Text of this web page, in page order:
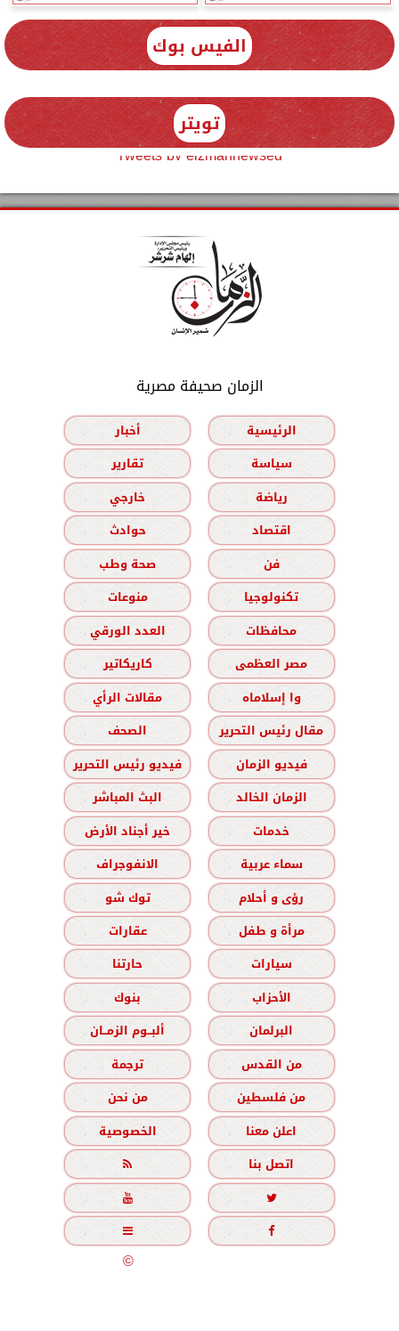
الفيس بوك
تويتر
Tweets by elzmannewseg
الزمان صحيفة مصرية
الرئيسية
أخبار
سياسة
تقارير
رياضة
خارجي
اقتصاد
حوادث
فن
صحة وطب
تكنولوجيا
منوعات
محافظات
العدد الورقي
مصر العظمى
كاريكاتير
وا إسلاماه
مقالات الرأي
مقال رئيس التحرير
الصحف
فيديو الزمان
فيديو رئيس التحرير
الزمان الخالد
البث المباشر
خدمات
خير أجناد الأرض
سماء عربية
الانفوجراف
رؤى و أحلام
توك شو
مرأة و طفل
عقارات
سيارات
حارتنا
الأحزاب
بنوك
البرلمان
ألبــوم الزمــان
من القدس
ترجمة
من فلسطين
من نحن
اعلن معنا
الخصوصية
اتصل بنا





جميع الحقوق محفوظة©